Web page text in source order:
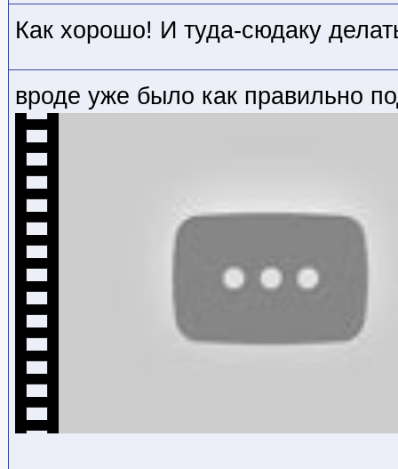
Как хорошо! И туда-сюдаку
вроде уже было как правильно